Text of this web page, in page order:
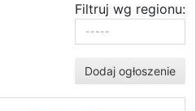
Filtruj wg regionu:
Dodaj ogłoszenie